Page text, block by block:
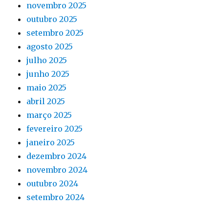
novembro 2025
outubro 2025
setembro 2025
agosto 2025
julho 2025
junho 2025
maio 2025
abril 2025
março 2025
fevereiro 2025
janeiro 2025
dezembro 2024
novembro 2024
outubro 2024
setembro 2024